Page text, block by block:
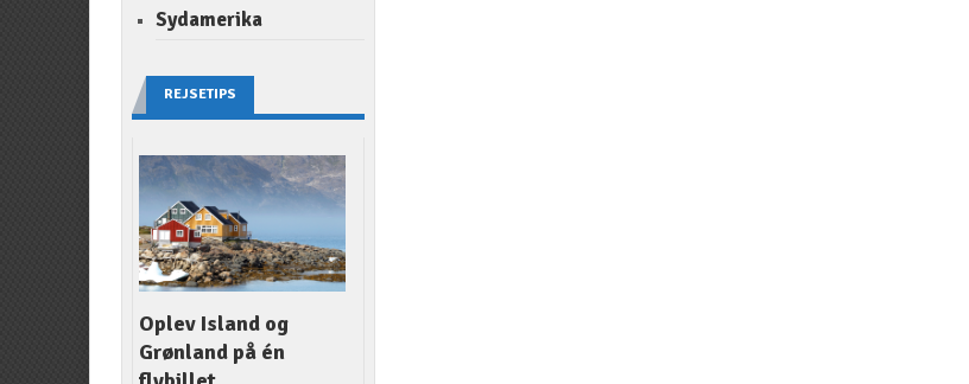
Sydamerika
REJSETIPS
Oplev Island og
Grønland på én